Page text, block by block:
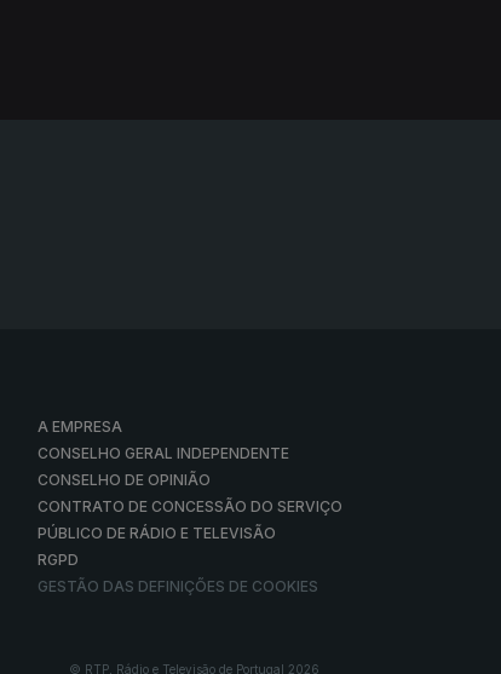
A EMPRESA
CONSELHO GERAL INDEPENDENTE
CONSELHO DE OPINIÃO
CONTRATO DE CONCESSÃO DO SERVIÇO
PÚBLICO DE RÁDIO E TELEVISÃO
RGPD
GESTÃO DAS DEFINIÇÕES DE COOKIES
© RTP, Rádio e Televisão de Portugal 2026